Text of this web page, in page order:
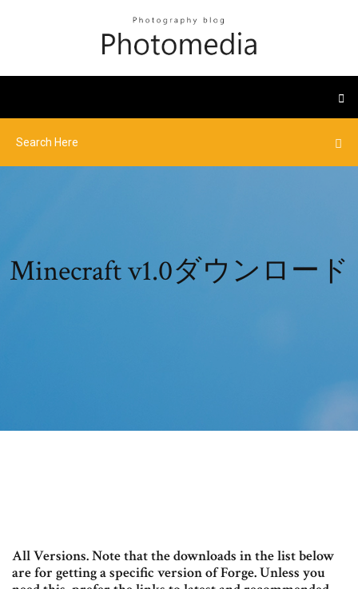
Minecraft v1.0ダウンロード
All Versions. Note that the downloads in the list below
are for getting a specific version of Forge. Unless you